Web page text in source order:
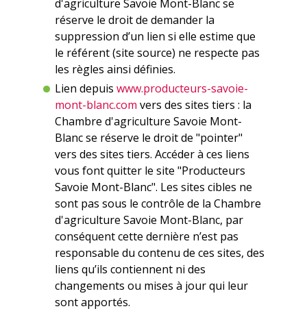
d'agriculture Savoie Mont-Blanc se
réserve le droit de demander la
suppression d’un lien si elle estime que
le référent (site source) ne respecte pas
les règles ainsi définies.
Lien depuis www.producteurs-savoie-
mont-blanc.com vers des sites tiers : la
Chambre d'agriculture Savoie Mont-
Blanc se réserve le droit de "pointer"
vers des sites tiers. Accéder à ces liens
vous font quitter le site "Producteurs
Savoie Mont-Blanc". Les sites cibles ne
sont pas sous le contrôle de la Chambre
d'agriculture Savoie Mont-Blanc, par
conséquent cette dernière n’est pas
responsable du contenu de ces sites, des
liens qu’ils contiennent ni des
changements ou mises à jour qui leur
sont apportés.